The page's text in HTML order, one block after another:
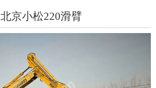
北京小松220滑臂